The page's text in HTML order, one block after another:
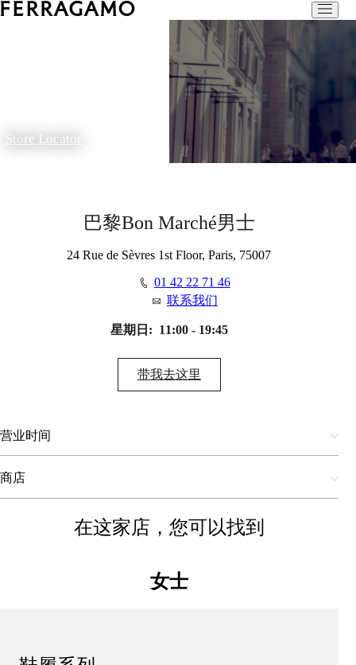
Store Locator
巴黎Bon Marché男士
24 Rue de Sèvres 1st Floor, Paris, 75007
01 42 22 71 46
联系我们
星期日: 11:00 - 19:45
带我去这里
营业时间
商店
在这家店，您可以找到
女士